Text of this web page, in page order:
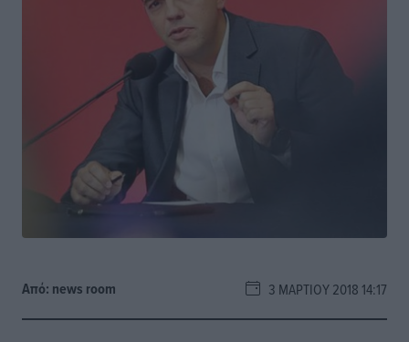
Από: news room 3 ΜΑΡΤΊΟΥ 2018 14:17